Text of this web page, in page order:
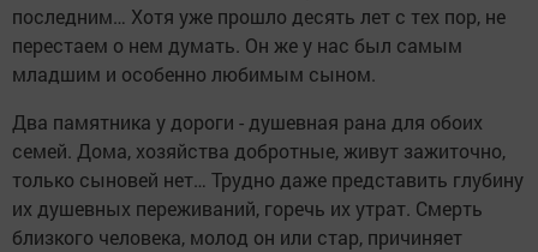
последним… Хотя уже прошло десять лет с тех пор, не
перестаем о нем думать. Он же у нас был самым
младшим и особенно любимым сыном.
Два памятника у дороги - душевная рана для обоих
семей. Дома, хозяйства добротные, живут зажиточно,
только сыновей нет… Трудно даже представить глубину
их душевных переживаний, горечь их утрат. Смерть
близкого человека, молод он или стар, причиняет